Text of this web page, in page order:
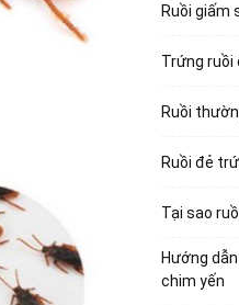
Ruồi giấm
Trứng ruồi
Ruồi
Ruồi đẻ
Tại sao
Hướng
chim yến